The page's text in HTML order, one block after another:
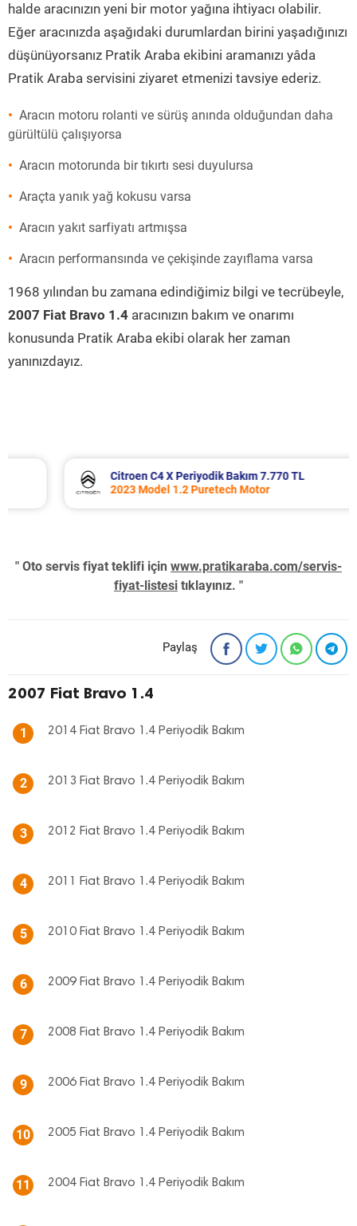
halde aracınızın yeni bir motor yağına ihtiyacı olabilir.
Eğer aracınızda aşağıdaki durumlardan birini yaşadığınızı
düşünüyorsanız Pratik Araba ekibini aramanızı yâda
Pratik Araba servisini ziyaret etmenizi tavsiye ederiz.
Aracın motoru rolanti ve sürüş anında olduğundan daha
gürültülü çalışıyorsa
Aracın motorunda bir tıkırtı sesi duyulursa
Araçta yanık yağ kokusu varsa
Aracın yakıt sarfiyatı artmışsa
Aracın performansında ve çekişinde zayıflama varsa
1968 yılından bu zamana edindiğimiz bilgi ve tecrübeyle,
2007 Fiat Bravo 1.4 aracınızın bakım ve onarımı
konusunda Pratik Araba ekibi olarak her zaman
yanınızdayız.
Citroen C4 X Periyodik Bakım 7.770 TL
2023 Model 1.2 Puretech Motor
" Oto servis fiyat teklifi için www.pratikaraba.com/servis-
fiyat-listesi tıklayınız. "
Paylaş
2007 Fiat Bravo 1.4
1 2014 Fiat Bravo 1.4 Periyodik Bakım
2 2013 Fiat Bravo 1.4 Periyodik Bakım
3 2012 Fiat Bravo 1.4 Periyodik Bakım
4 2011 Fiat Bravo 1.4 Periyodik Bakım
5 2010 Fiat Bravo 1.4 Periyodik Bakım
6 2009 Fiat Bravo 1.4 Periyodik Bakım
7 2008 Fiat Bravo 1.4 Periyodik Bakım
9 2006 Fiat Bravo 1.4 Periyodik Bakım
10 2005 Fiat Bravo 1.4 Periyodik Bakım
11 2004 Fiat Bravo 1.4 Periyodik Bakım